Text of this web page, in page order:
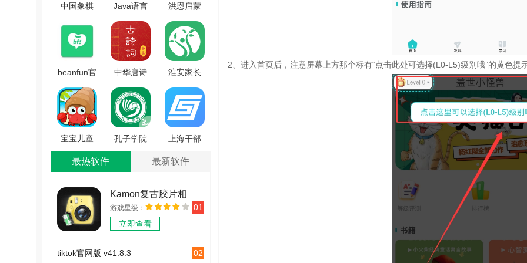
中国象棋
版 V59.97
Java语言
学习官方
正版
V5.2.3.1
洪恩启蒙
编程官方
最新版
V2.7.5
beanfun官
方正版
V2.0.21
中华唐诗
宋词官方
最新版
V1.2.6
淮安家长
网官方版
V1.0.3
宝宝儿童
海洋王国
安卓版
孔子学院
手机免费
上海干部
最热软件 最新软件
Kamon复古胶片相
机 v2.2.2
游戏星级：
立即查看
01
tiktok官网版 v41.8.3 02
2、进入首页后，注意屏幕上方那个标有“点击此处可选择(L0-L5)级别哦”的黄色提